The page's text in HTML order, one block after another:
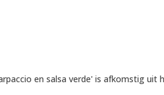
en salsa verde' is afkomstig uit